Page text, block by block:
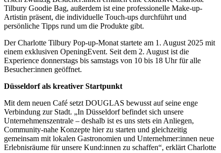
Tilbury Goodie Bag, außerdem ist eine professionelle Make-up-
Artistin präsent, die individuelle Touch-ups durchführt und
persönliche Tipps rund um die Produkte gibt.
Der Charlotte Tilbury Pop-up-Monat startete am 1. August 2025 mit
einem exklusiven OpeningEvent. Seit dem 2. August ist die
Experience donnerstags bis samstags von 10 bis 18 Uhr für alle
Besucher:innen geöffnet.
Düsseldorf als kreativer Startpunkt
Mit dem neuen Café setzt DOUGLAS bewusst auf seine enge
Verbindung zur Stadt. „In Düsseldorf befindet sich unsere
Unternehmenszentrale – deshalb ist es uns stets ein Anliegen,
Community-nahe Konzepte hier zu starten und gleichzeitig
gemeinsam mit lokalen Gastronomien und Unternehmer:innen neue
Erlebnisräume für unsere Kund:innen zu schaffen“, erklärt Charlotte